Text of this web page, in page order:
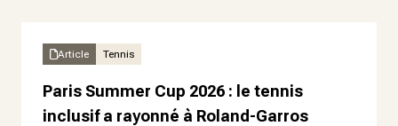
Article Tennis
Paris Summer Cup 2026 : le tennis
inclusif a rayonné à Roland-Garros